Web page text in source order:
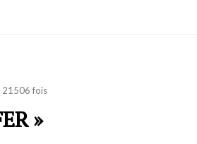
21506 fois
»